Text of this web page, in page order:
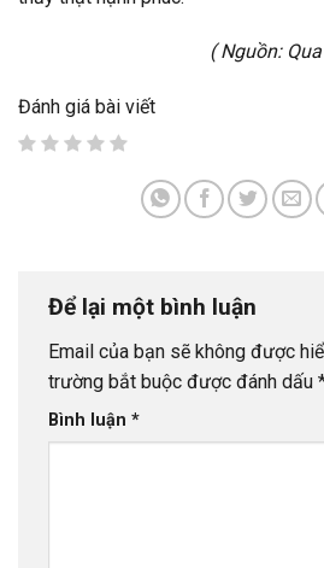
( Nguồn:
Đánh giá bài viết
Để lại một bình luận
Email của bạn sẽ không được
trường bắt buộc được đánh dấu
Bình luận *